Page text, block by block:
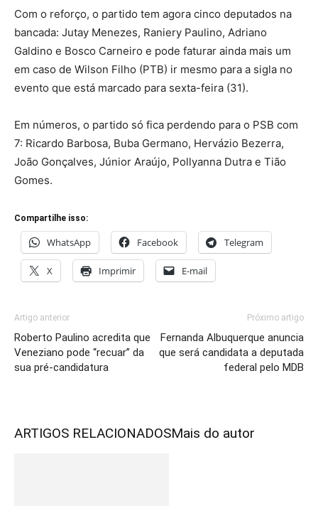
Com o reforço, o partido tem agora cinco deputados na
bancada: Jutay Menezes, Raniery Paulino, Adriano
Galdino e Bosco Carneiro e pode faturar ainda mais um
em caso de Wilson Filho (PTB) ir mesmo para a sigla no
evento que está marcado para sexta-feira (31).
Em números, o partido só fica perdendo para o PSB com
7: Ricardo Barbosa, Buba Germano, Hervázio Bezerra,
João Gonçalves, Júnior Araújo, Pollyanna Dutra e Tião
Gomes.
Compartilhe isso:
WhatsApp Facebook Telegram
X Imprimir E-mail
Artigo anterior
Roberto Paulino acredita que
Veneziano pode “recuar” da
sua pré-candidatura
Próximo artigo
Fernanda Albuquerque anuncia
que será candidata a deputada
federal pelo MDB
ARTIGOS RELACIONADOSMais do autor